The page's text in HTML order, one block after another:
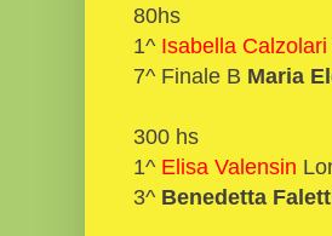
80hs
1^ Isabella Calzolari
7^ Finale B Maria
300 hs
1^ Elisa Valensin
3^ Benedetta